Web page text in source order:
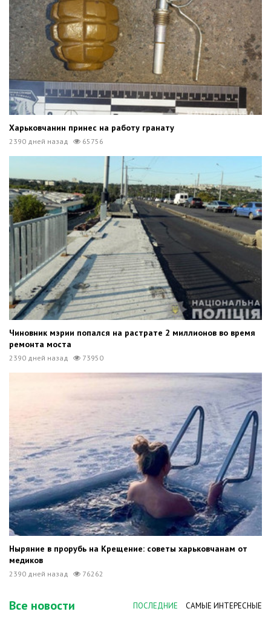
Харьковчанин принес на работу гранату
2390 дней назад 65756
Чиновник мэрии попался на растрате 2 миллионов во время
ремонта моста
2390 дней назад 73950
Ныряние в прорубь на Крещение: советы харьковчанам от
медиков
2390 дней назад 76262
Все новости ПОСЛЕДНИЕ САМЫЕ ИНТЕРЕСНЫЕ